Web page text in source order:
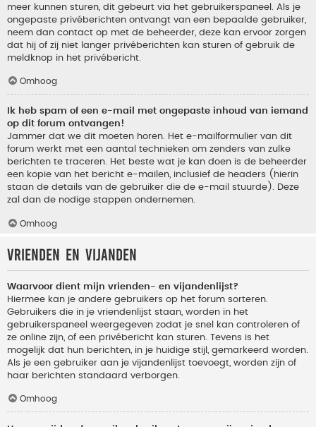
meer kunnen sturen, dit gebeurt via het gebruikerspaneel. Als je
ongepaste privéberichten ontvangt van een bepaalde gebruiker,
neem dan contact op met de beheerder, deze kan ervoor zorgen
dat hij of zij niet langer privéberichten kan sturen of gebruik de
meldknop in het privébericht.
Omhoog
Ik heb spam of een e-mail met ongepaste inhoud van iemand
op dit forum ontvangen!
Jammer dat we dit moeten horen. Het e-mailformulier van dit
forum werkt met een aantal technieken om zenders van zulke
berichten te traceren. Het beste wat je kan doen is de beheerder
een kopie van het bericht e-mailen, inclusief de headers (hierin
staan de details van de gebruiker die de e-mail stuurde). Deze
zal dan de nodige stappen ondernemen.
Omhoog
Vrienden en vijanden
Waarvoor dient mijn vrienden- en vijandenlijst?
Hiermee kan je andere gebruikers op het forum sorteren.
Gebruikers die in je vriendenlijst staan, worden in het
gebruikerspaneel weergegeven zodat je snel kan controleren of
ze online zijn, of een privébericht kan sturen. Tevens is het
mogelijk dat hun berichten, in je huidige stijl, gemarkeerd worden.
Als je een gebruiker aan je vijandenlijst toevoegt, worden zijn of
haar berichten standaard verborgen.
Omhoog